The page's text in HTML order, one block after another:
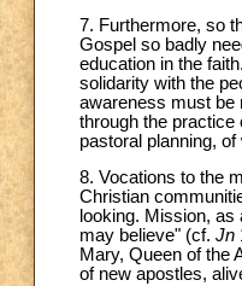
7. Furthermore, so
Gospel so badly
education in the
solidarity with the
awareness must be
through the practice
pastoral planning,
8. Vocations to the
Christian
looking. Mission,
may believe" (cf. Jn
Mary, Queen of the
of new apostles,